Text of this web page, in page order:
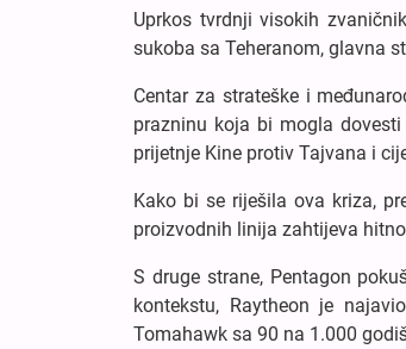
Uprkos tvrdnji visokih
sukoba sa Teheranom, glavna
Centar za strateške i
prazninu koja bi mogla
prijetnje Kine protiv Tajvana i
Kako bi se riješila ova kriza,
proizvodnih linija zahtijeva
S druge strane, Pentagon
kontekstu, Raytheon je
Tomahawk sa 90 na 1.000